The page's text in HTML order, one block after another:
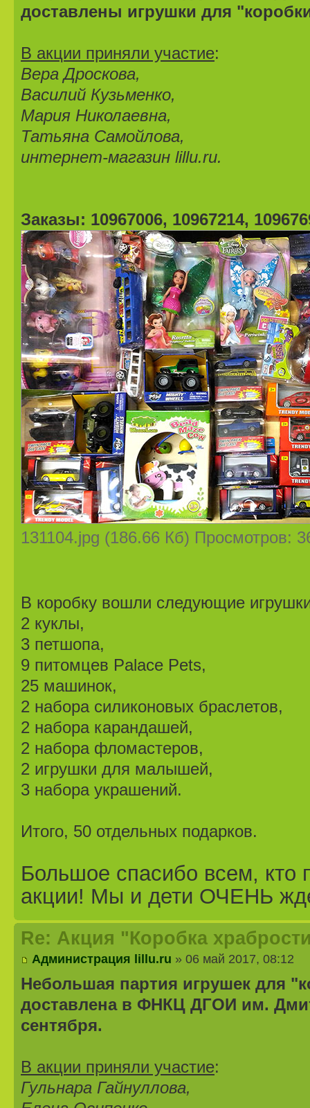
доставлены игрушки для
В акции приняли участие:
Вера Дроскова,
Василий Кузьменко,
Мария Николаевна,
Татьяна Самойлова,
интернет-магазин lillu.ru.
Заказы: 10967006, 10967214,
131104.jpg (186.66 Кб) Просмотров:
В коробку вошли следующие
2 куклы,
3 петшопа,
9 питомцев Palace Pets,
25 машинок,
2 набора силиконовых браслетов,
2 набора карандашей,
2 набора фломастеров,
2 игрушки для малышей,
3 набора украшений.
Итого, 50 отдельных подарков.
Большое спасибо всем, кто
акции! Мы и дети ОЧЕНЬ
Re: Акция "Коробка
Администрация lillu.ru » 06 май 2017, 08:12
Небольшая партия игрушек для
доставлена в ФНКЦ ДГОИ им.
сентября.
В акции приняли участие:
Гульнара Гайнуллова,